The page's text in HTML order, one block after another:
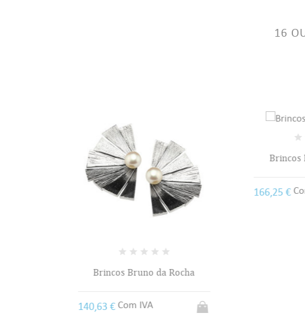
16
Brincos Bruno da Rocha
140,63 €Com IVA
Brincos
166,25 €